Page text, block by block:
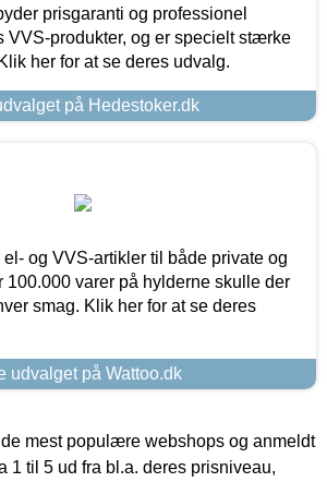
prisgaranti og professionel
VVS-produkter, og er specielt stærke
her for at se deres udvalg.
på Hedestoker.dk
og VVS-artikler til både private og
100.000 varer på hylderne skulle der
smag. Klik her for at se deres
udvalget på Wattoo.dk
mest populære webshops og anmeldt
1 til 5 ud fra bl.a. deres prisniveau,